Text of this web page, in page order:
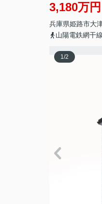
3,180万円
兵庫県姫路市大
山陽電鉄網干
1/2